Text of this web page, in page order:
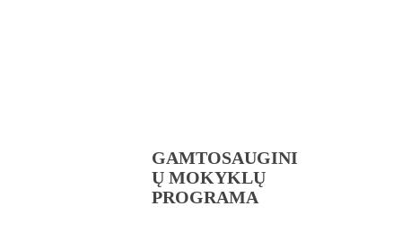
GAMTOSAUGINI
Ų MOKYKLŲ
PROGRAMA